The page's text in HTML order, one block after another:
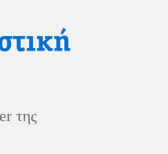
της